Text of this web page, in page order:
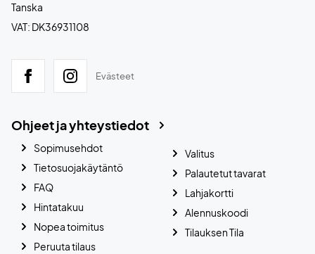
Tanska
VAT: DK36931108
Evästeet
Ohjeet ja yhteystiedot
Sopimusehdot
Tietosuojakäytäntö
FAQ
Hintatakuu
Nopea toimitus
Peruuta tilaus
Valitus
Palautetut tavarat
Lahjakortti
Alennuskoodi
Tilauksen Tila